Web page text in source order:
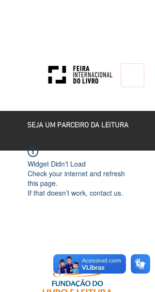
SEJA UM PARCEIRO DA LEITURA
Widget Didn’t Load
Check your internet and refresh
this page.
If that doesn’t work, contact us.